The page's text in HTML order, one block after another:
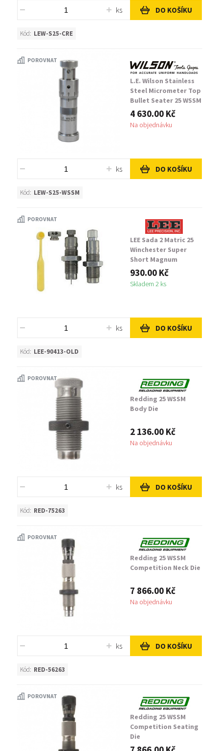
ks DO KOŠÍKU
Kód: LEW-S25-CRE
POROVNAT
L.E. Wilson Stainless
Steel Micrometer Top
Bullet Seater 25 WSSM
4 630.00 Kč
Na objednávku
ks DO KOŠÍKU
Kód: LEW-S25-WSSM
POROVNAT
LEE Sada 2 Matric 25
Winchester Super
Short Magnum
930.00 Kč
Skladem 2 ks
ks DO KOŠÍKU
Kód: LEE-90413-OLD
POROVNAT
Redding 25 WSSM
Body Die
2 136.00 Kč
Na objednávku
ks DO KOŠÍKU
Kód: RED-75263
POROVNAT
Redding 25 WSSM
Competition Neck Die
7 866.00 Kč
Na objednávku
ks DO KOŠÍKU
Kód: RED-56263
POROVNAT
Redding 25 WSSM
Competition Seating
Die